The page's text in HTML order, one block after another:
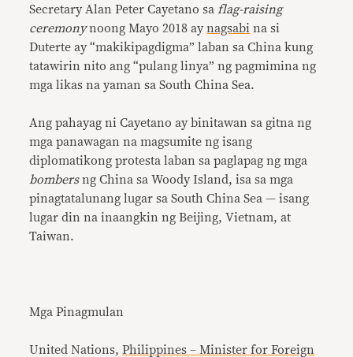
Secretary Alan Peter Cayetano sa flag-raising
ceremonynoong Mayo 2018 aynagsabi na si
Duterte ay “makikipagdigma” laban sa China kung
tatawirin nito ang “pulang linya” ng pagmimina ng
mga likas na yaman sa South China Sea.
Ang pahayag ni Cayetano ay binitawan sa gitna ng
mga panawagan na magsumite ng isang
diplomatikong protesta laban sa paglapag ng mga
bombersng China sa Woody Island, isa sa mga
pinagtatalunang lugar sa South China Sea — isang
lugar din na inaangkin ng Beijing, Vietnam, at
Taiwan.
Mga Pinagmulan
United Nations,Philippines – Minister for Foreign